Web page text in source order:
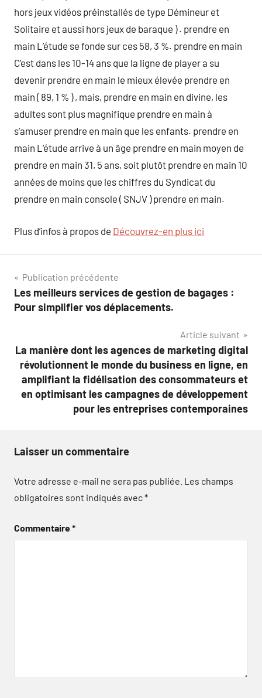
hors jeux vidéos préinstallés de type Démineur et
Solitaire et aussi hors jeux de baraque ) . prendre en
main L’étude se fonde sur ces 58, 3 %. prendre en main
C’est dans les 10-14 ans que la ligne de player a su
devenir prendre en main le mieux élevée prendre en
main ( 89, 1 % ) , mais, prendre en main en divine, les
adultes sont plus magnifique prendre en main à
s’amuser prendre en main que les enfants. prendre en
main L’étude arrive à un âge prendre en main moyen de
prendre en main 31, 5 ans, soit plutôt prendre en main 10
années de moins que les chiffres du Syndicat du
prendre en main console ( SNJV ) prendre en main.
Plus d’infos à propos de Découvrez-en plus ici
Navigation
de
Publication précédente
Les meilleurs services de gestion de bagages :
Pour simplifier vos déplacements.
Article suivant
La manière dont les agences de marketing digital
révolutionnent le monde du business en ligne, en
amplifiant la fidélisation des consommateurs et
en optimisant les campagnes de développement
pour les entreprises contemporaines
Laisser un commentaire
Votre adresse e-mail ne sera pas publiée. Les champs
obligatoires sont indiqués avec*
Commentaire*